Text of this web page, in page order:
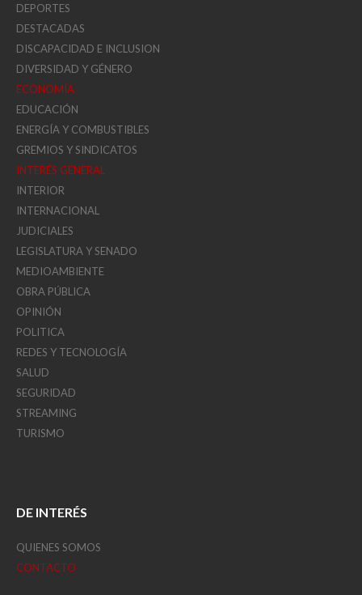
DEPORTES
DESTACADAS
DISCAPACIDAD E INCLUSION
DIVERSIDAD Y GÉNERO
ECONOMÍA
EDUCACIÓN
ENERGÍA Y COMBUSTIBLES
GREMIOS Y SINDICATOS
INTERÉS GENERAL
INTERIOR
INTERNACIONAL
JUDICIALES
LEGISLATURA Y SENADO
MEDIOAMBIENTE
OBRA PÚBLICA
OPINIÓN
POLITICA
REDES Y TECNOLOGÍA
SALUD
SEGURIDAD
STREAMING
TURISMO
DE INTERÉS
QUIENES SOMOS
CONTACTO